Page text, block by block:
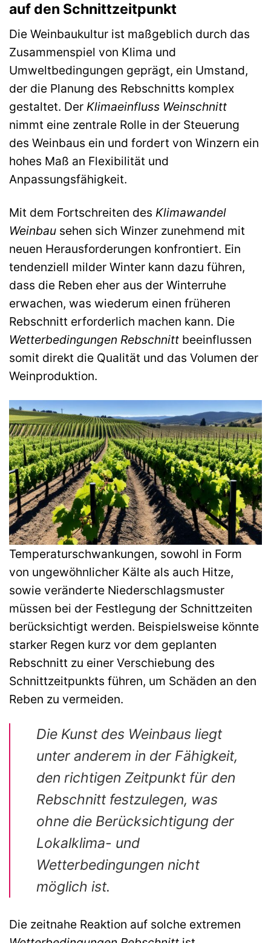
auf den Schnittzeitpunkt
Die Weinbaukultur ist maßgeblich durch das
Zusammenspiel von Klima und
Umweltbedingungen geprägt, ein Umstand,
der die Planung des Rebschnitts komplex
gestaltet. Der Klimaeinfluss Weinschnitt
nimmt eine zentrale Rolle in der Steuerung
des Weinbaus ein und fordert von Winzern ein
hohes Maß an Flexibilität und
Anpassungsfähigkeit.
Mit dem Fortschreiten des Klimawandel
Weinbau sehen sich Winzer zunehmend mit
neuen Herausforderungen konfrontiert. Ein
tendenziell milder Winter kann dazu führen,
dass die Reben eher aus der Winterruhe
erwachen, was wiederum einen früheren
Rebschnitt erforderlich machen kann. Die
Wetterbedingungen Rebschnitt beeinflussen
somit direkt die Qualität und das Volumen der
Weinproduktion.
Temperaturschwankungen, sowohl in Form
von ungewöhnlicher Kälte als auch Hitze,
sowie veränderte Niederschlagsmuster
müssen bei der Festlegung der Schnittzeiten
berücksichtigt werden. Beispielsweise könnte
starker Regen kurz vor dem geplanten
Rebschnitt zu einer Verschiebung des
Schnittzeitpunkts führen, um Schäden an den
Reben zu vermeiden.
Die Kunst des Weinbaus liegt
unter anderem in der Fähigkeit,
den richtigen Zeitpunkt für den
Rebschnitt festzulegen, was
ohne die Berücksichtigung der
Lokalklima- und
Wetterbedingungen nicht
möglich ist.
Die zeitnahe Reaktion auf solche extremen